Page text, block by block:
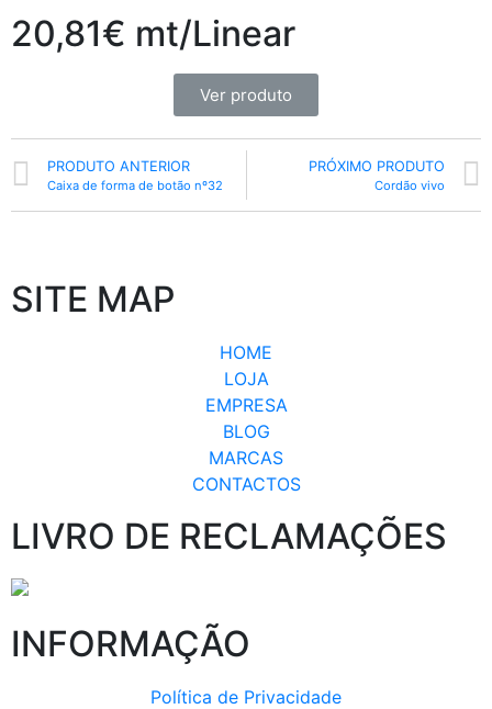
20,81€ mt/Linear
Ver produto
PRODUTO ANTERIOR
Caixa de forma de botão nº32
PRÓXIMO PRODUTO
Cordão vivo
SITE MAP
HOME
LOJA
EMPRESA
BLOG
MARCAS
CONTACTOS
LIVRO DE RECLAMAÇÕES
INFORMAÇÃO
Política de Privacidade